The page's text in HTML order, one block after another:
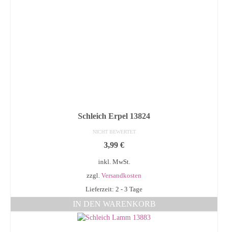
Schleich Erpel 13824
NICHT BEWERTET
3,99 €
inkl. MwSt.
zzgl. Versandkosten
Lieferzeit: 2 - 3 Tage
IN DEN WARENKORB